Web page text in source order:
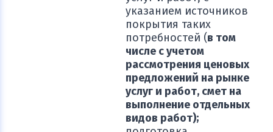
указанием источников
покрытия таких
потребностей (в том
числе с учетом
рассмотрения ценовых
предложений на рынке
услуг и работ, смет на
выполнение отдельных
видов работ);